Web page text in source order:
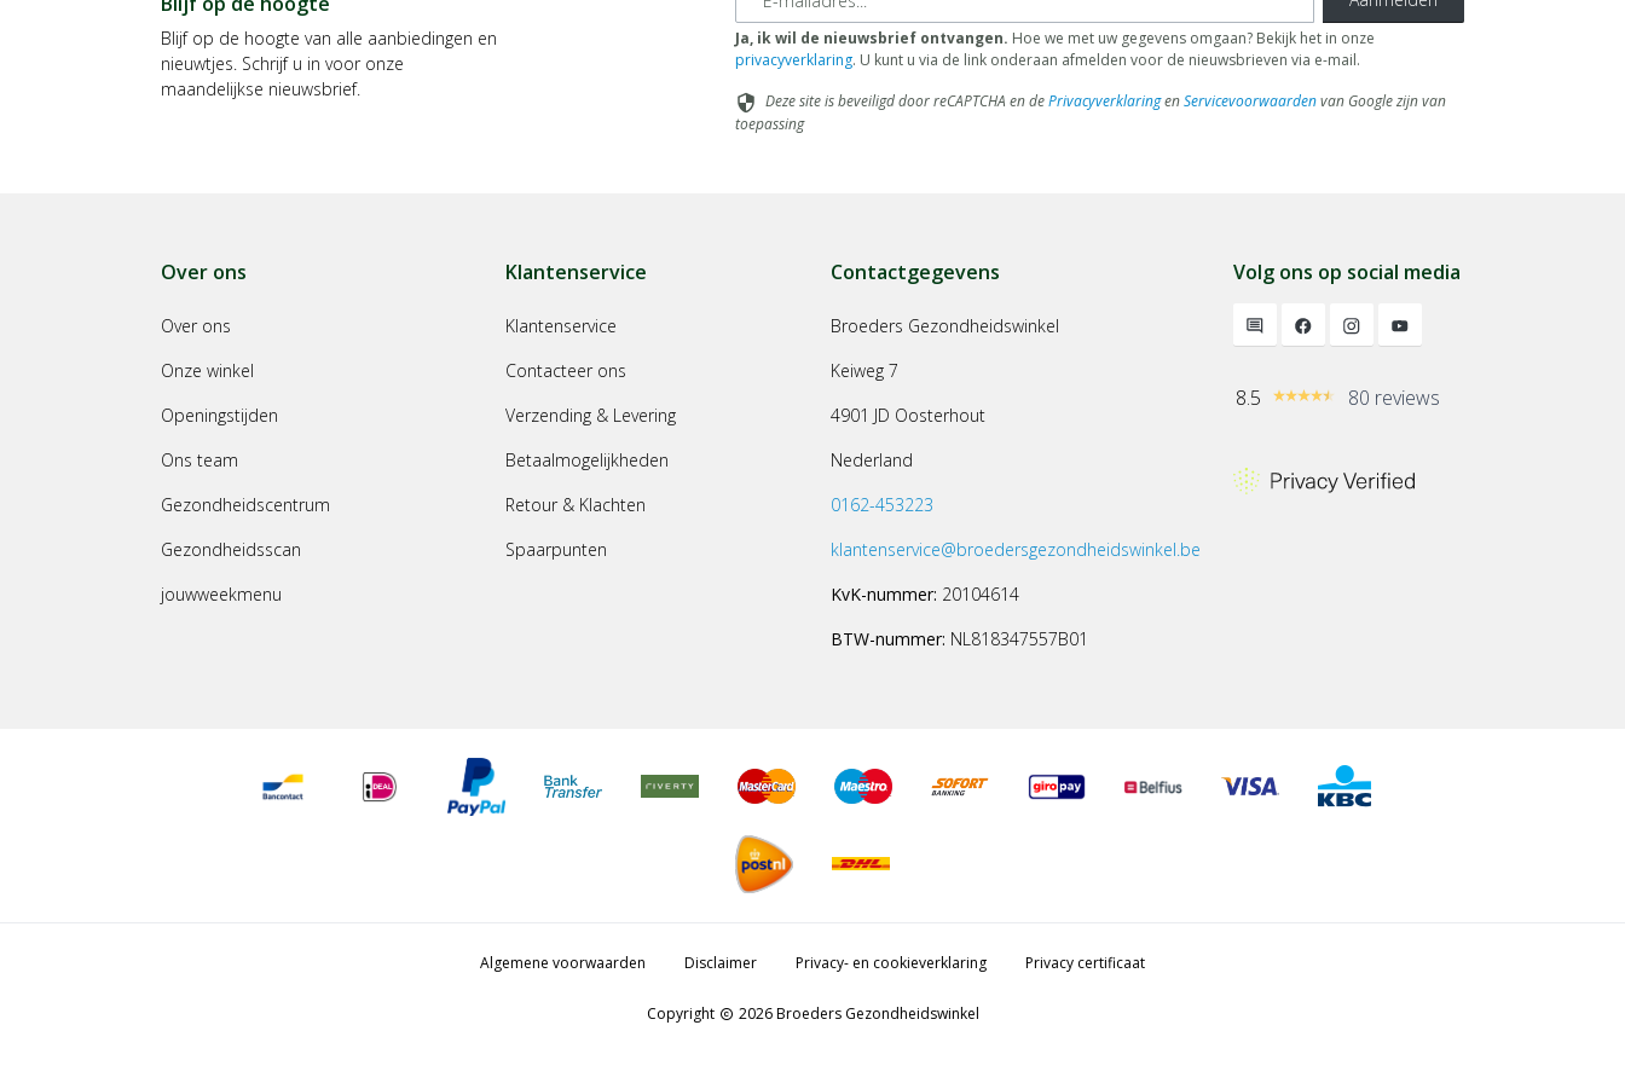
Blijf op de hoogte van alle aanbiedingen en
nieuwtjes. Schrijf u in voor onze
maandelijkse nieuwsbrief.
Ja, ik wil de nieuwsbrief ontvangen. Hoe we met uw gegevens omgaan? Bekijk het in onze
privacyverklaring. U kunt u via de link onderaan afmelden voor de nieuwsbrieven via e-mail.
security Deze site is beveiligd door reCAPTCHA en dePrivacyverklaringenServicevoorwaardenvan Google zijn van
toepassing
Over ons
Over ons
Onze winkel
Openingstijden
Ons team
Gezondheidscentrum
Gezondheidsscan
jouwweekmenu
Klantenservice
Klantenservice
Contacteer ons
Verzending & Levering
Betaalmogelijkheden
Retour & Klachten
Spaarpunten
Contactgegevens
Broeders Gezondheidswinkel
Keiweg 7
4901 JD Oosterhout
Nederland
0162-453223
klantenservice@broedersgezondheidswinkel.be
KvK-nummer: 20104614
BTW-nummer: NL818347557B01
Volg ons op social media
8.5 80 reviews
Algemene voorwaarden Disclaimer Privacy- en cookieverklaring Privacy certificaat
Copyright copyright 2026 Broeders Gezondheidswinkel